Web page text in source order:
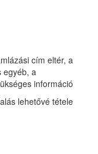
cím eltér, a
egyéb, a
információ
lehetővé tétele